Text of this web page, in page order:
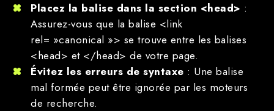
Placez la balise dans la section <head> :
Assurez-vous que la balise <link
rel= »canonical »> se trouve entre les balises
<head> et </head> de votre page.
Évitez les erreurs de syntaxe : Une balise
mal formée peut être ignorée par les moteurs
de recherche.